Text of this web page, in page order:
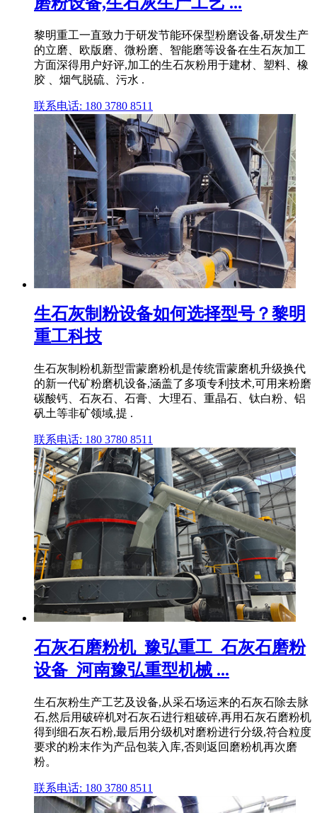
黎明重工一直致力于研发节能环保型粉磨设备,研发生产
的立磨、欧版磨、微粉磨、智能磨等设备在生石灰加工
方面深得用户好评,加工的生石灰粉用于建材、塑料、橡
胶 、烟气脱硫、污水 .
联系电话: 180 3780 8511
生石灰制粉设备如何选择型号？黎明
重工科技
生石灰制粉机新型雷蒙磨粉机是传统雷蒙磨机升级换代
的新一代矿粉磨机设备,涵盖了多项专利技术,可用来粉磨
碳酸钙、石灰石、石膏、大理石、重晶石、钛白粉、铝
矾土等非矿领域,提 .
联系电话: 180 3780 8511
石灰石磨粉机_豫弘重工_石灰石磨粉
设备_河南豫弘重型机械 ...
生石灰粉生产工艺及设备,从采石场运来的石灰石除去脉
石,然后用破碎机对石灰石进行粗破碎,再用石灰石磨粉机
得到细石灰石粉,最后用分级机对磨粉进行分级,符合粒度
要求的粉末作为产品包装入库,否则返回磨粉机再次磨
粉。
联系电话: 180 3780 8511